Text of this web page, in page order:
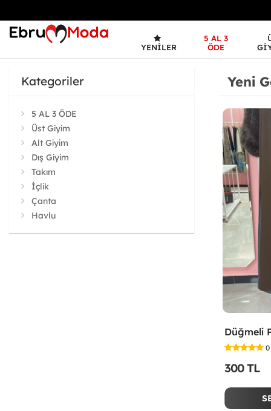
YENILER
5 AL 3
ÖDE
Kategoriler
5 AL 3 ÖDE
Üst Giyim
Alt Giyim
Dış Giyim
Takım
İçlik
Çanta
Havlu
Yeni
0
300 TL